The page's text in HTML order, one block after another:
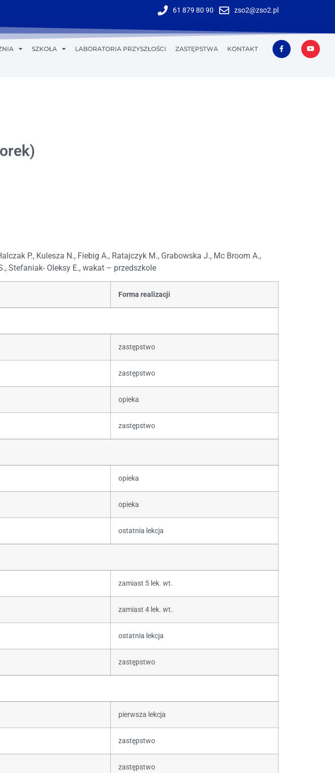
61 879 80 90 zso2@zso2.pl
SZKOŁA LABORATORIA PRZYSZŁOŚCI ZASTĘPSTWA KONTAKT
P., Kulesza N., Fiebig A., Ratajczyk M., Grabowska J., Mc Broom A.,
Stefaniak- Oleksy E., wakat – przedszkole
Forma realizacji
zastępstwo
zastępstwo
opieka
zastępstwo
opieka
opieka
ostatnia lekcja
zamiast 5 lek. wt.
zamiast 4 lek. wt.
ostatnia lekcja
zastępstwo
pierwsza lekcja
zastępstwo
zastępstwo